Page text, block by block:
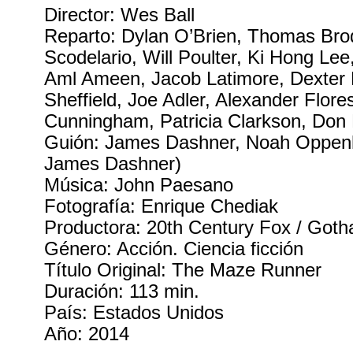
Director: Wes Ball
Reparto: Dylan O’Brien, Thomas
Scodelario, Will Poulter, Ki Hong
Aml Ameen, Jacob Latimore, Dexter
Sheffield, Joe Adler, Alexander
Cunningham, Patricia Clarkson, Don
Guión: James Dashner, Noah
James Dashner)
Música: John Paesano
Fotografía: Enrique Chediak
Productora: 20th Century Fox /
Género: Acción. Ciencia ficción
Título Original: The Maze Runner
Duración: 113 min.
País: Estados Unidos
Año: 2014